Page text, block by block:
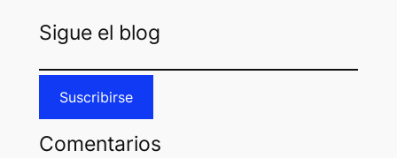
Sigue el blog
Suscribirse
Comentarios